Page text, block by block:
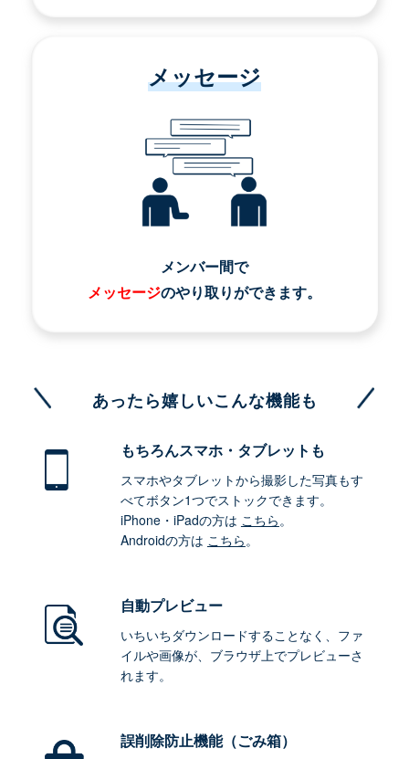
メッセージ
メンバー間で
メッセージのやり取りができます。
あったら嬉しいこんな機能も
もちろんスマホ・タブレットも
スマホやタブレットから撮影した写真もす
べてボタン1つでストックできます。
iPhone・iPadの方は こちら。
Androidの方は こちら。
自動プレビュー
いちいちダウンロードすることなく、ファ
イルや画像が、ブラウザ上でプレビューさ
れます。
誤削除防止機能（ごみ箱）